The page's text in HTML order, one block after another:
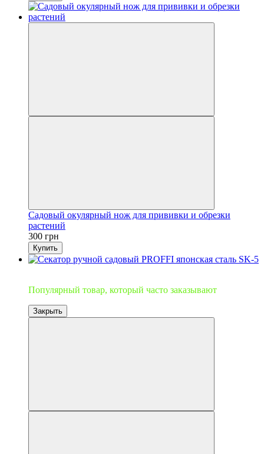
Садовый окулярный нож для прививки и обрезки
растений
300 грн
Купить
Популярный товар, который часто заказывают
Закрыть